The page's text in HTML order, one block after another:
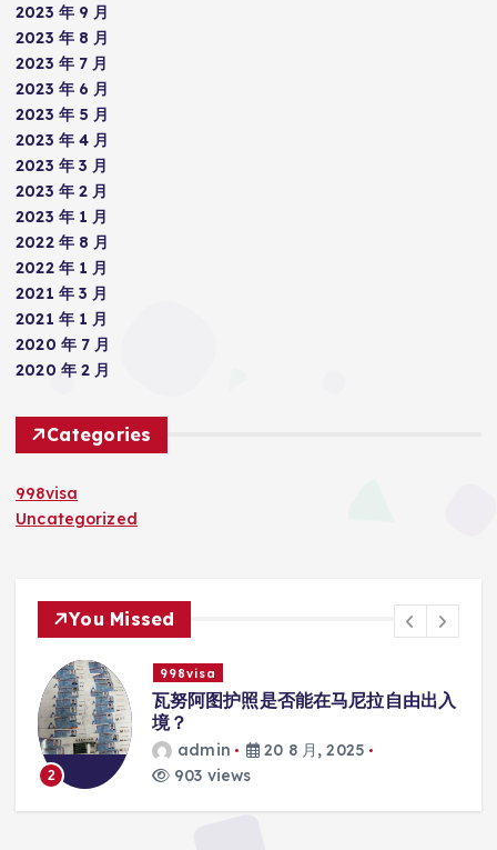
2023 年 9 月
2023 年 8 月
2023 年 7 月
2023 年 6 月
2023 年 5 月
2023 年 4 月
2023 年 3 月
2023 年 2 月
2023 年 1 月
2022 年 8 月
2022 年 1 月
2021 年 3 月
2021 年 1 月
2020 年 7 月
2020 年 2 月
Categories
998visa
Uncategorized
You Missed
2
998visa
瓦努阿图护照是否能在马尼拉自由出入
境？
admin
20 8 月, 2025
903 views